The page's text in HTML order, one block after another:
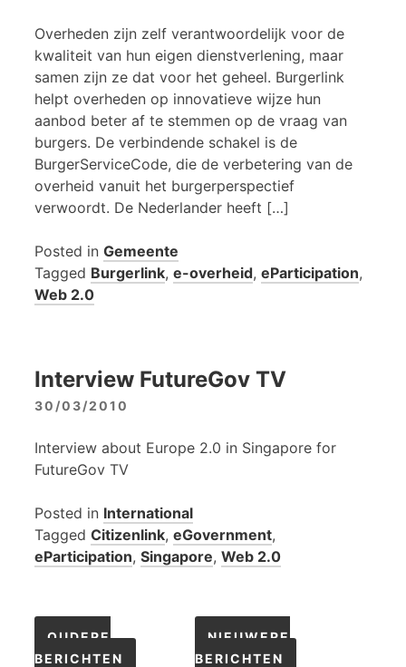
Overheden zijn zelf verantwoordelijk voor de
kwaliteit van hun eigen dienstverlening, maar
samen zijn ze dat voor het geheel. Burgerlink
helpt overheden op innovatieve wijze hun
aanbod beter af te stemmen op de vraag van
burgers. De verbindende schakel is de
BurgerServiceCode, die de verbetering van de
overheid vanuit het burgerperspectief
verwoordt. De Nederlander heeft […]
Posted in Gemeente
Tagged Burgerlink, e-overheid, eParticipation,
Web 2.0
Interview FutureGov TV
30/03/2010
Interview about Europe 2.0 in Singapore for
FutureGov TV
Posted in International
Tagged Citizenlink, eGovernment,
eParticipation, Singapore, Web 2.0
Berichtennavigatie
OUDERE
BERICHTEN
NIEUWERE
BERICHTEN